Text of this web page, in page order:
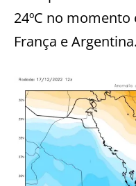
24ºC no
França e Argentina.